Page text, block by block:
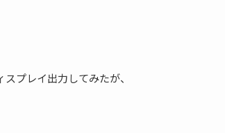
プレイ出力してみたが、